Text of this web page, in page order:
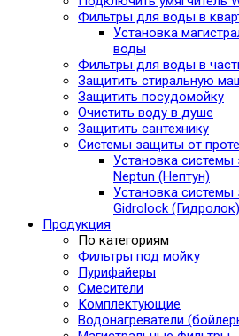
Фильтры для воды в
Установка
воды
Фильтры для воды в
Защитить стиральную
Защитить посудомойку
Очистить воду в душе
Защитить сантехнику
Системы защиты от
Установка
Neptun (Нептун)
Установка
Gidrolock (Гидролок)
Продукция
По категориям
Фильтры под мойку
Пурифайеры
Смесители
Комплектующие
Водонагреватели